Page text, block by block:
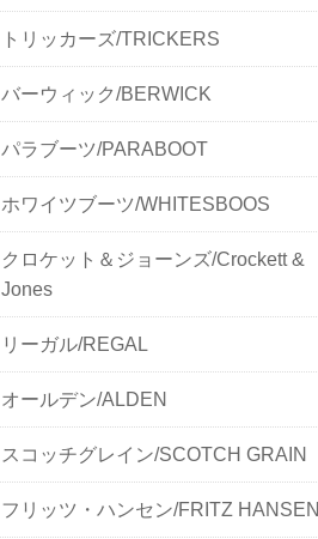
トリッカーズ/TRICKERS
バーウィック/BERWICK
パラブーツ/PARABOOT
ホワイツブーツ/WHITESBOOS
クロケット＆ジョーンズ/Crockett &
Jones
リーガル/REGAL
オールデン/ALDEN
スコッチグレイン/SCOTCH GRAIN
フリッツ・ハンセン/FRITZ HANSEN